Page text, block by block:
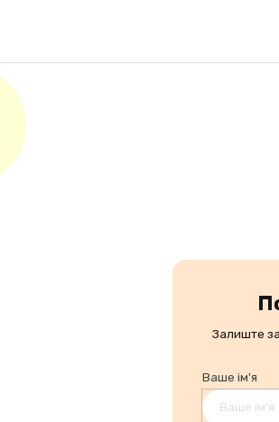
варіант може бути достатнім, але
Залиште
Ваше ім'я